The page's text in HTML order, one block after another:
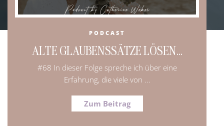
PODCAST
ALTE GLAUBENSSÄTZE LÖSEN...
#68 In dieser Folge spreche ich über eine
Erfahrung, die viele von ...
Zum Beitrag